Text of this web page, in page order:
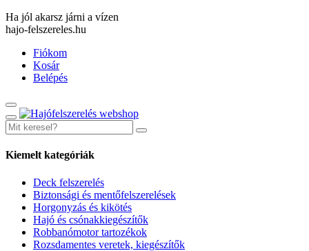
Ha jól akarsz járni a vízen
hajo-felszereles.hu
Fiókom
Kosár
Belépés
Kiemelt kategóriák
Deck felszerelés
Biztonsági és mentőfelszerelések
Horgonyzás és kikötés
Hajó és csónakkiegészítők
Robbanómotor tartozékok
Rozsdamentes veretek, kiegészítők